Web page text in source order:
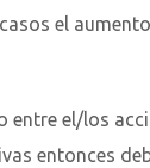
el
el/los
entonces